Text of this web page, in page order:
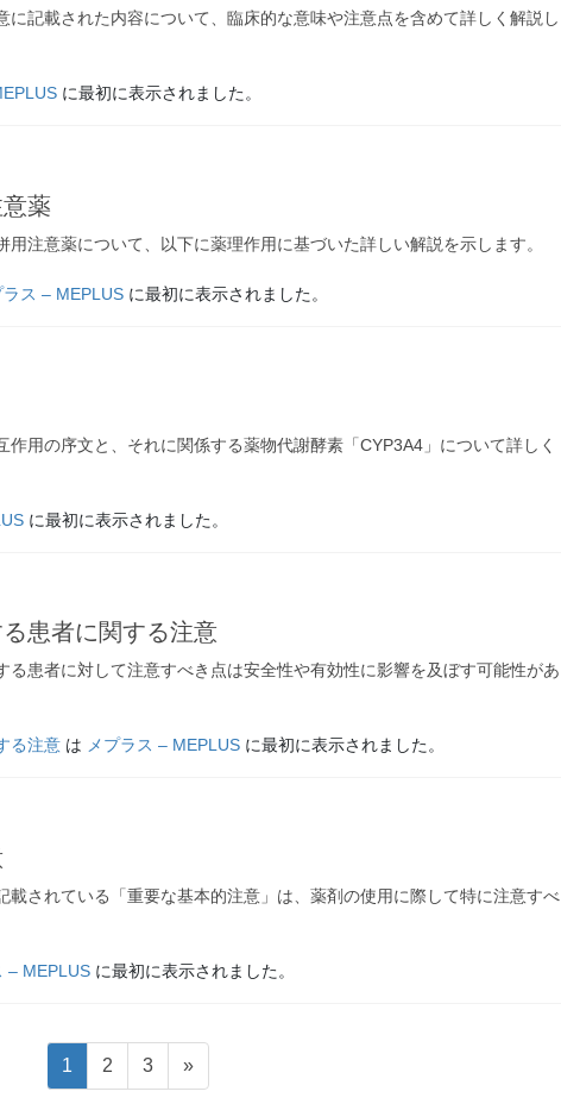
に記載された内容について、臨床的な意味や注意点を含めて詳しく解説し
に最初に表示されました。
薬
注意薬について、以下に薬理作用に基づいた詳しい解説を示します。
ラス – MEPLUS に最初に表示されました。
用の序文と、それに関係する薬物代謝酵素「CYP3A4」について詳しく
に最初に表示されました。
患者に関する注意
る患者に対して注意すべき点は安全性や有効性に影響を及ぼす可能性があ
る注意 は メプラス – MEPLUS に最初に表示されました。
載されている「重要な基本的注意」は、薬剤の使用に際して特に注意すべ
– MEPLUS に最初に表示されました。
固
定
1
固
定
2
固
定
3 »